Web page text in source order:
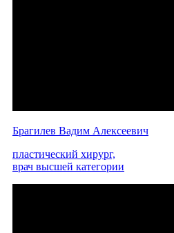
Брагилев Вадим Алексеевич
пластический хирург,
врач высшей категории